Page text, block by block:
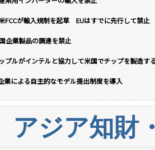
FCCが輸入規制を起草 EUはすでに先行して禁止
企業製品の調達を禁止
プルがインテルと協力して米国でチップを製造す
業による自主的なモデル提出制度を導入
アジア知財